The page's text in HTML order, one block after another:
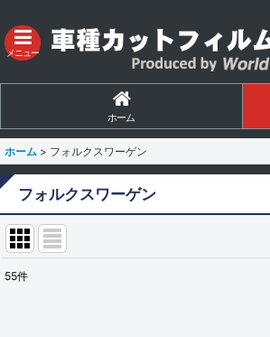
メニュー
ホーム
ホーム > フォルクスワーゲン
フォルクスワーゲン
55件